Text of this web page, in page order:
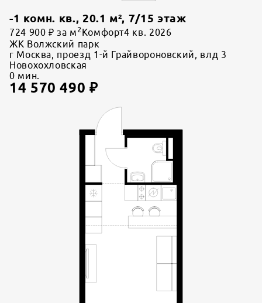
-1 комн. кв., 20.1 м², 7/15 этаж
724 900 ₽ за м 2 Комфорт4 кв. 2026
ЖК Волжский парк
г Москва, проезд 1-й Грайвороновский, влд 3
Новохохловская
0 мин.
14 570 490 ₽